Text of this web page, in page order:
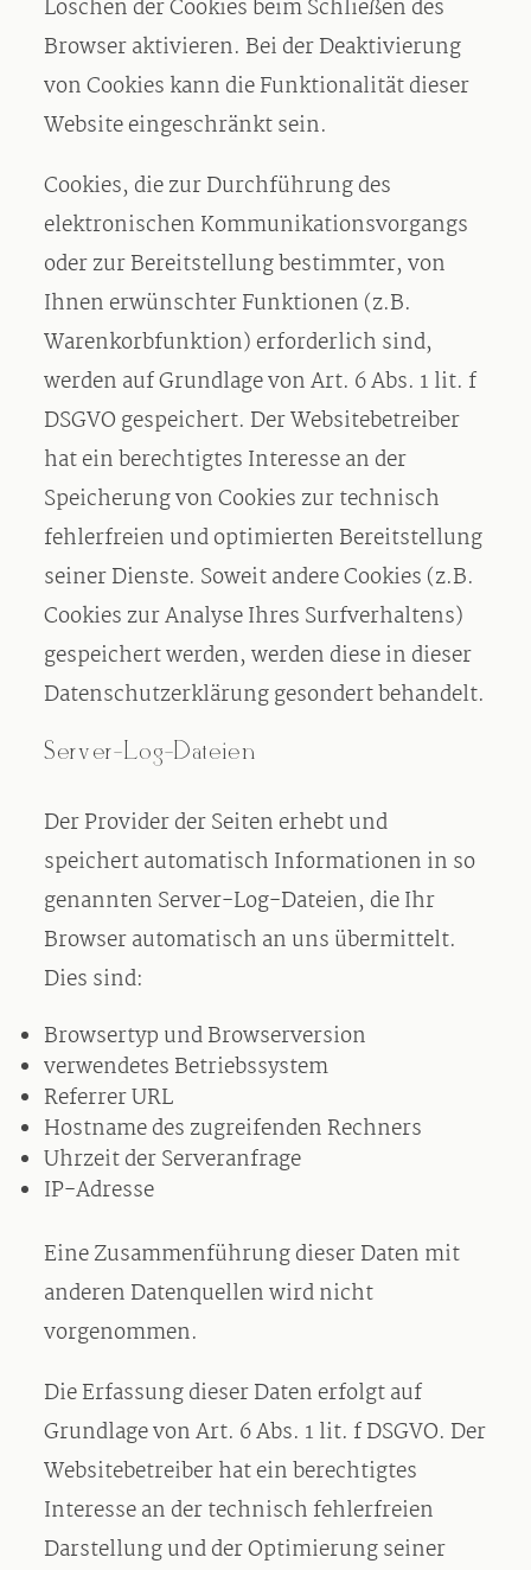
Löschen der Cookies beim Schließen des
Browser aktivieren. Bei der Deaktivierung
von Cookies kann die Funktionalität dieser
Website eingeschränkt sein.
Cookies, die zur Durchführung des
elektronischen Kommunikationsvorgangs
oder zur Bereitstellung bestimmter, von
Ihnen erwünschter Funktionen (z.B.
Warenkorbfunktion) erforderlich sind,
werden auf Grundlage von Art. 6 Abs. 1 lit. f
DSGVO gespeichert. Der Websitebetreiber
hat ein berechtigtes Interesse an der
Speicherung von Cookies zur technisch
fehlerfreien und optimierten Bereitstellung
seiner Dienste. Soweit andere Cookies (z.B.
Cookies zur Analyse Ihres Surfverhaltens)
gespeichert werden, werden diese in dieser
Datenschutzerklärung gesondert behandelt.
Server-Log-Dateien
Der Provider der Seiten erhebt und
speichert automatisch Informationen in so
genannten Server-Log-Dateien, die Ihr
Browser automatisch an uns übermittelt.
Dies sind:
Browsertyp und Browserversion
verwendetes Betriebssystem
Referrer URL
Hostname des zugreifenden Rechners
Uhrzeit der Serveranfrage
IP-Adresse
Eine Zusammenführung dieser Daten mit
anderen Datenquellen wird nicht
vorgenommen.
Die Erfassung dieser Daten erfolgt auf
Grundlage von Art. 6 Abs. 1 lit. f DSGVO. Der
Websitebetreiber hat ein berechtigtes
Interesse an der technisch fehlerfreien
Darstellung und der Optimierung seiner